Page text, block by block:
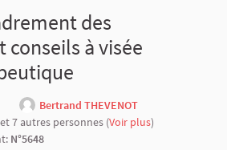
des
à visée
Bertrand THEVENOT
et 7 autres personnes (Voir plus)
N°5648